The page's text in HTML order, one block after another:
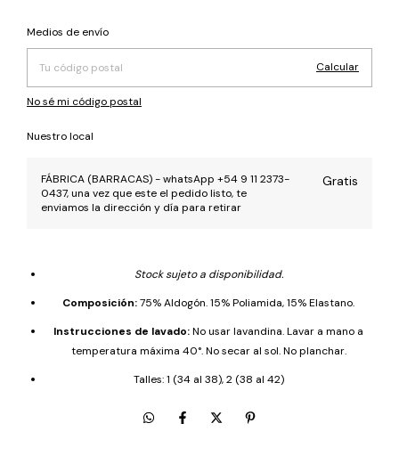
Entregas para el CP:
Medios de envío
Calcular
No sé mi código postal
Nuestro local
FÁBRICA (BARRACAS) - whatsApp +54 9 11 2373-
0437, una vez que este el pedido listo, te
enviamos la dirección y día para retirar
Gratis
Stock sujeto a disponibilidad.
Composición:75% Aldogón. 15% Poliamida, 15% Elastano.
Instrucciones de lavado:No usar lavandina. Lavar a mano a
temperatura máxima 40°. No secar al sol. No planchar.
Talles: 1 (34 al 38), 2 (38 al 42)